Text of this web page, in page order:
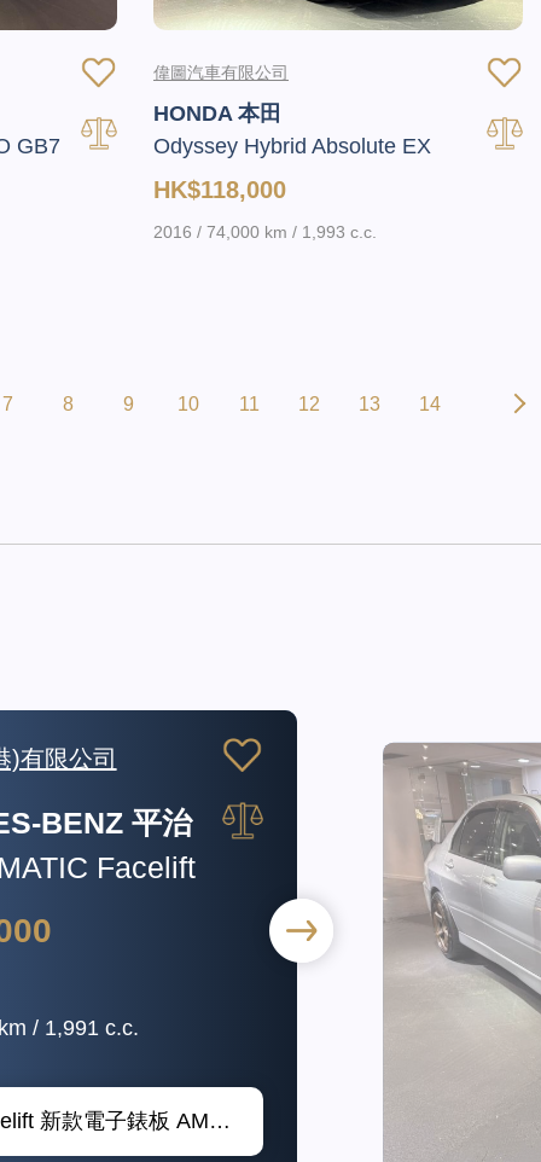
GB7
偉圖汽車有限公司
HONDA 本田
Odyssey Hybrid Absolute EX
HK$118,000
2016 / 74,000 km / 1,993 c.c.
7 8 9 10 11 12 13 14
限公司
三菱
IX GSR